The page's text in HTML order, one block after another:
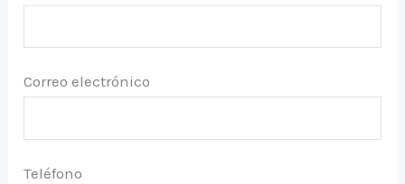
Correo electrónico
Teléfono